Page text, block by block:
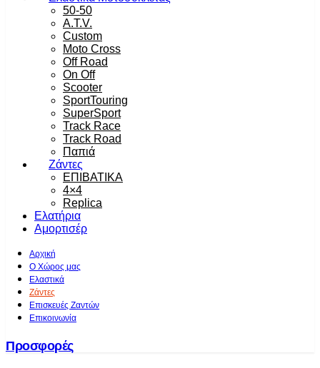
50-50
A.T.V.
Custom
Moto Cross
Off Road
On Off
Scooter
SportTouring
SuperSport
Track Race
Track Road
Παπιά
Ζάντες
ΕΠΙΒΑΤΙΚΑ
4×4
Replica
Ελατήρια
Αμορτισέρ
Αρχική
Ο Χώρος μας
Ελαστικά
Ζάντες
Επισκευές Ζαντών
Επικοινωνία
Προσφορές